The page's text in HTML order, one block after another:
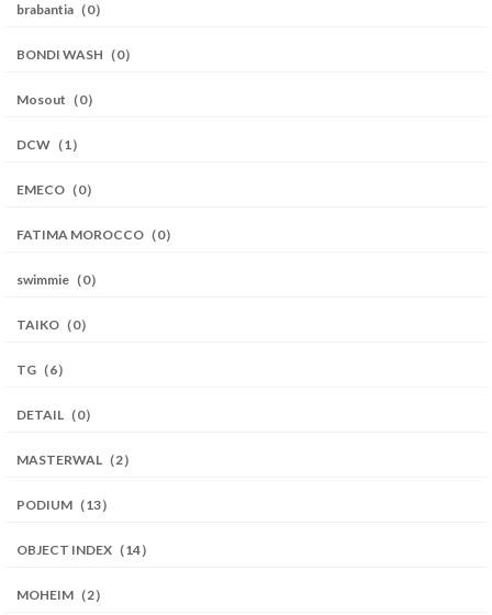
brabantia（0）
BONDI WASH（0）
Mosout（0）
DCW（1）
EMECO（0）
FATIMA MOROCCO（0）
swimmie（0）
TAIKO（0）
TG（6）
DETAIL（0）
MASTERWAL（2）
PODIUM（13）
OBJECT INDEX（14）
MOHEIM（2）